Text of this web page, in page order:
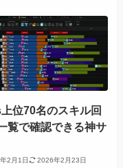
位70名のスキル回
覧で確認できる神サ
2月1日 2026年2月23日